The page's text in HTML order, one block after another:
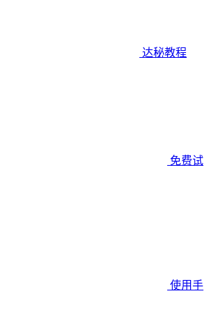
达秘教程
免费试
使用手